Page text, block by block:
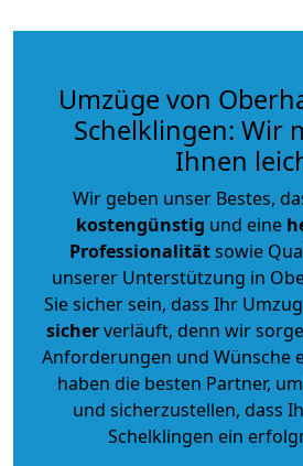
Umzüge von
Schelklingen: Wir
Ihnen
Wir geben unser Bestes,
kostengünstig und eine
Professionalitätsowie
unserer Unterstützung in
Sie sicher sein, dass Ihr Umzug
sicherverläuft, denn wir
Anforderungen und Wünsche
haben die besten Partner,
und sicherzustellen, dass
Schelklingen ein